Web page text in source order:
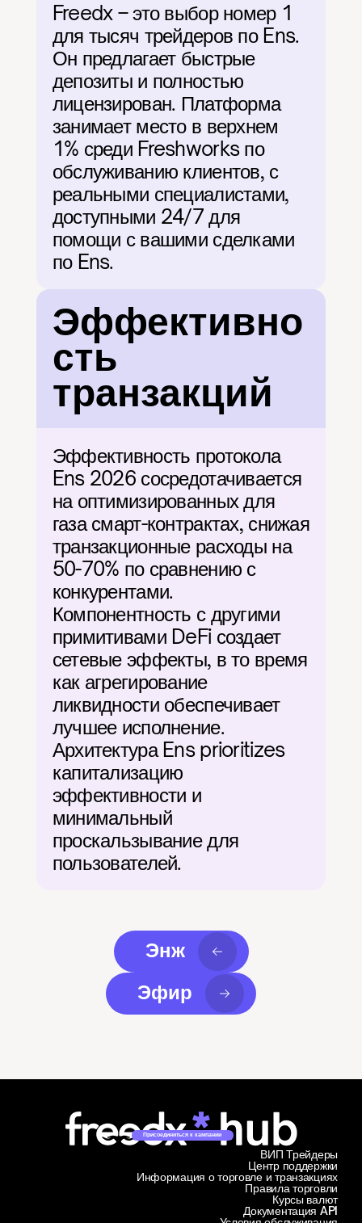
Freedx – это выбор номер 1
для тысяч трейдеров по Ens.
Он предлагает быстрые
депозиты и полностью
лицензирован. Платформа
занимает место в верхнем
1% среди Freshworks по
обслуживанию клиентов, с
реальными специалистами,
доступными 24/7 для
помощи с вашими сделками
по Ens.
Эффективно
сть
транзакций
Эффективность протокола
Ens 2026 сосредотачивается
на оптимизированных для
газа смарт-контрактах, снижая
транзакционные расходы на
50-70% по сравнению с
конкурентами.
Компонентность с другими
примитивами DeFi создает
сетевые эффекты, в то время
как агрегирование
ликвидности обеспечивает
лучшее исполнение.
Архитектура Ens prioritizes
капитализацию
эффективности и
минимальный
проскальзывание для
пользователей.
Энж
Эфир
Присоединиться к кампании
Центр поддержки
Информация о торговле и транзакциях
ВИП Трейдеры
Правила торговли
Курсы валют
Документация API